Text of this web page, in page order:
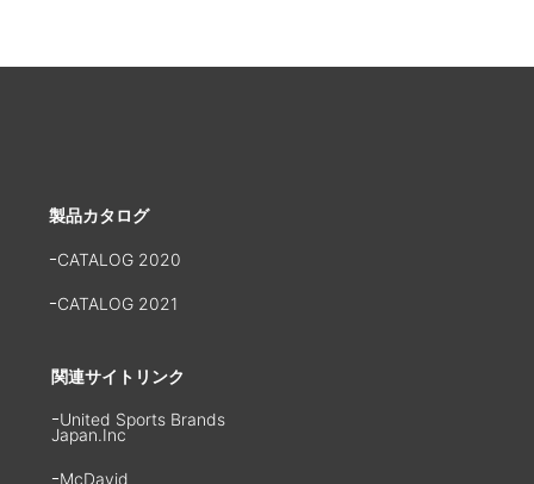
製品カタログ
ｰCATALOG 2020
ｰCATALOG 2021
関連サイトリンク
ｰUnited Sports Brands
Japan.Inc
ｰMcDavid